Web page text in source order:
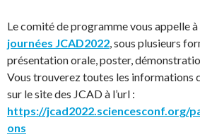
Le comité de programme vous appelle
journées JCAD2022 , sous plusieurs
présentation orale, poster,
Vous trouverez toutes les informations
sur le site des JCAD à l’url :
https://jcad2022.sciencesconf.org/
ons